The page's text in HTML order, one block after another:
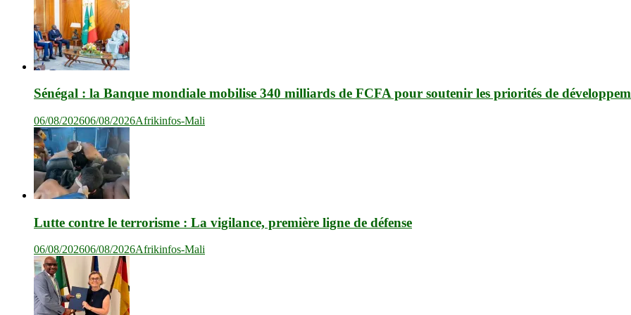
Sénégal : la Banque mondiale mobilise 340 milliards de FCFA pour soutenir les priorités de
06/08/202606/08/2026Afrikinfos-Mali
Lutte contre le terrorisme : La vigilance, première ligne de défense
06/08/202606/08/2026Afrikinfos-Mali